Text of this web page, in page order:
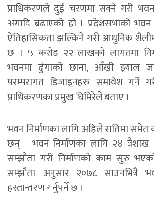
प्राधिकरणले दुई चरणमा सक्ने गरी
अगाडि बढाएको हो । प्रदेशसभाको भवन
ऐतिहासिकता झल्किने गरी आधुनिक
छ । ५ करोड २२ लाखको लागतमा
भवनमा ढुंगाको छाना, आँखी झ्याल
परम्परागत डिजाइनहरु समावेश गर्ने
प्राधिकरणका प्रमुख घिमिरेले बताए ।
भवन निर्माणका लागि अहिले रातिमा
छन् । भवन निर्माणका लागि २४
सम्झौता गरी निर्माणकाे काम सुरु
सम्झौता अनुसार २०७८ साउनभित्रै
हस्तान्तरण गर्नुपर्ने छ ।